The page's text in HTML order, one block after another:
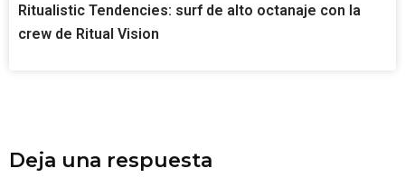
Ritualistic Tendencies: surf de alto octanaje con la
crew de Ritual Vision
Deja una respuesta